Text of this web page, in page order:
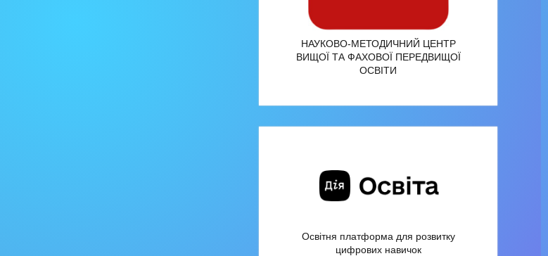
НАУКОВО-МЕТОДИЧНИЙ ЦЕНТР
ВИЩОЇ ТА ФАХОВОЇ ПЕРЕДВИЩОЇ
ОСВІТИ
Освітня платформа для розвитку
цифрових навичок